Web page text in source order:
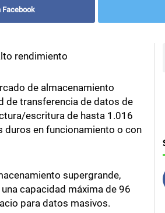
Facebook
rendimiento
de almacenamiento
de transferencia de datos de
escritura de hasta 1.016
duros en funcionamiento o con
supergrande,
capacidad máxima de 96
para datos masivos.